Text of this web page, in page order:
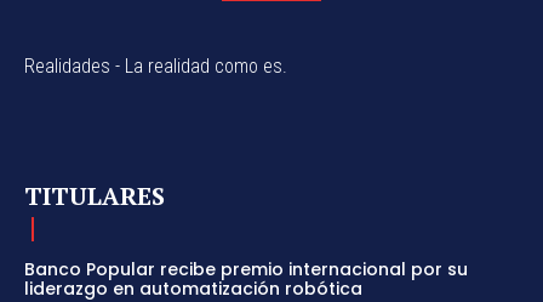
Realidades - La realidad como es.
TITULARES
Banco Popular recibe premio internacional por su
liderazgo en automatización robótica